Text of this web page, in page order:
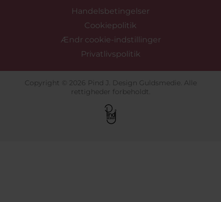
Handelsbetingelser
Cookiepolitik
Ændr cookie-indstillinger
Privatlivspolitik
Copyright © 2026 Pind J. Design Guldsmedie. Alle
rettigheder forbeholdt.